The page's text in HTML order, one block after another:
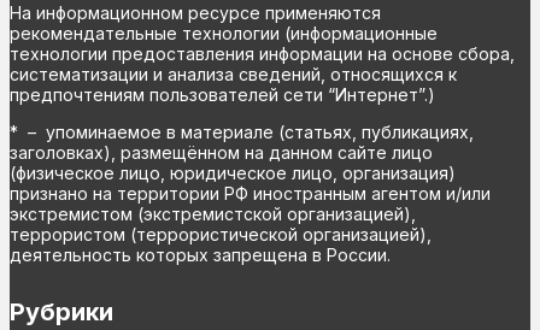
На информационном ресурсе применяются
рекомендательные технологии (информационные
технологии предоставления информации на основе сбора,
систематизации и анализа сведений, относящихся к
предпочтениям пользователей сети “Интернет”.)
* – упоминаемое в материале (статьях, публикациях,
заголовках), размещённом на данном сайте лицо
(физическое лицо, юридическое лицо, организация)
признано на территории РФ иностранным агентом и/или
экстремистом (экстремистской организацией),
террористом (террористической организацией),
деятельность которых запрещена в России.
Рубрики